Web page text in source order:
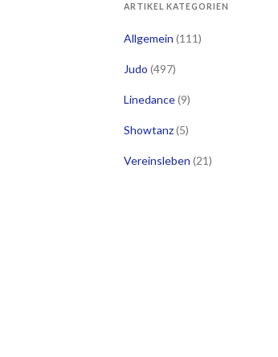
ARTIKEL KATEGORIEN
Allgemein (111)
Judo (497)
Linedance(9)
Showtanz(5)
Vereinsleben (21)